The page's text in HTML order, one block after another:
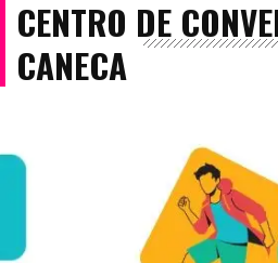
CENTRO DE
CANECA